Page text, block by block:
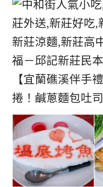
【宜蘭礁溪伴手
捲！鹹蔥麵包吐